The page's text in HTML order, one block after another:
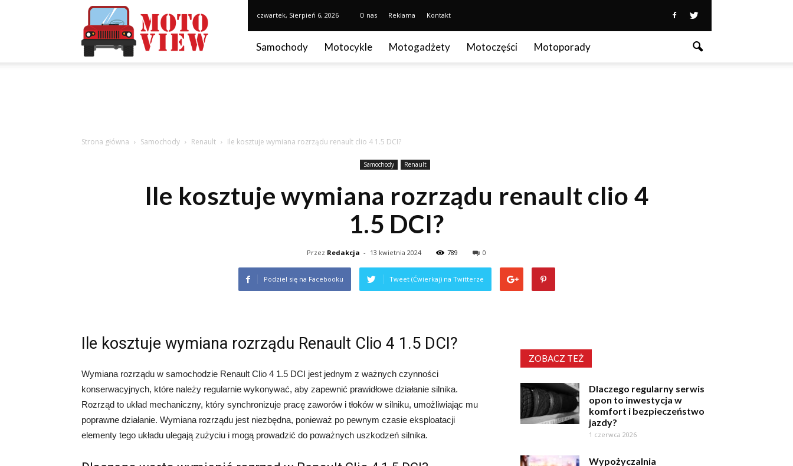
Motoview.pl
czwartek, Sierpień 6, 2026 O nas Reklama Kontakt
Samochody Motocykle Motogadżety Motoczęści Motoporady
Strona główna Samochody Renault Ile kosztuje wymiana rozrządu renault clio 4 1.5 DCI?
Samochody Renault
Ile kosztuje wymiana rozrządu renault clio 4
1.5 DCI?
Przez Redakcja - 13 kwietnia 2024 789 0
Podziel się na Facebooku Tweet (Ćwierkaj) na Twitterze
Ile kosztuje wymiana rozrządu Renault Clio 4 1.5 DCI?
Wymiana rozrządu w samochodzie Renault Clio 4 1.5 DCI jest jednym z ważnych czynności
konserwacyjnych, które należy regularnie wykonywać, aby zapewnić prawidłowe działanie silnika.
Rozrząd to układ mechaniczny, który synchronizuje pracę zaworów i tłoków w silniku, umożliwiając mu
poprawne działanie. Wymiana rozrządu jest niezbędna, ponieważ po pewnym czasie eksploatacji
elementy tego układu ulegają zużyciu i mogą prowadzić do poważnych uszkodzeń silnika.
ZOBACZ TEŻ
Dlaczego regularny serwis
opon to inwestycja w
komfort i bezpieczeństwo
jazdy?
1 czerwca 2026
Wypożyczalnia